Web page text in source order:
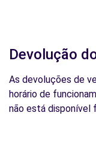
Devolução
As devoluções de
horário de
não está disponível